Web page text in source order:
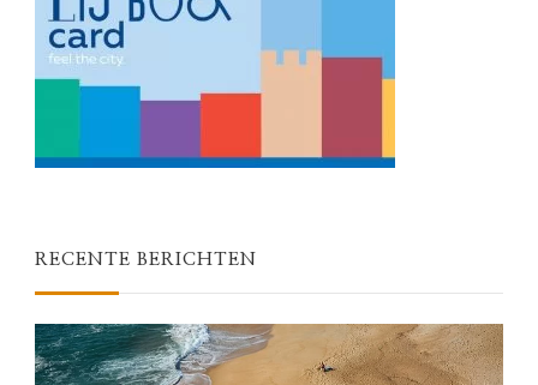
RECENTE BERICHTEN